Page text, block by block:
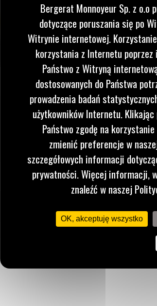
ŁYŻKI
ułatwia załadunek łyżki i
Bergerat Monnoyeur Sp. z o.o
dotyczące poruszania się po
Witrynie internetowej.
korzystania z Internetu poprzez
Państwo z Witryną
dostosowanych do Państwa
prowadzenia badań
użytkowników Internetu.
Państwo zgodę na
zmienić preferencje w
szczegółowych informacji
prywatności. Więcej informacji,
znaleźć w naszej
OK, akceptuję wszystko